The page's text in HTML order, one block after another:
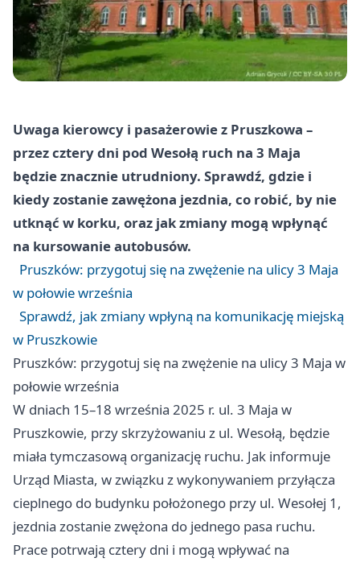
Uwaga kierowcy i pasażerowie z Pruszkowa –
przez cztery dni pod Wesołą ruch na 3 Maja
będzie znacznie utrudniony. Sprawdź, gdzie i
kiedy zostanie zawężona jezdnia, co robić, by nie
utknąć w korku, oraz jak zmiany mogą wpłynąć
na kursowanie autobusów.
Pruszków: przygotuj się na zwężenie na ulicy 3 Maja
w połowie września
Sprawdź, jak zmiany wpłyną na komunikację miejską
w Pruszkowie
Pruszków: przygotuj się na zwężenie na ulicy 3 Maja w
połowie września
W dniach 15–18 września 2025 r. ul. 3 Maja w
Pruszkowie, przy skrzyżowaniu z ul. Wesołą, będzie
miała tymczasową organizację ruchu. Jak informuje
Urząd Miasta, w związku z wykonywaniem przyłącza
cieplnego do budynku położonego przy ul. Wesołej 1,
jezdnia zostanie zwężona do jednego pasa ruchu.
Prace potrwają cztery dni i mogą wpływać na